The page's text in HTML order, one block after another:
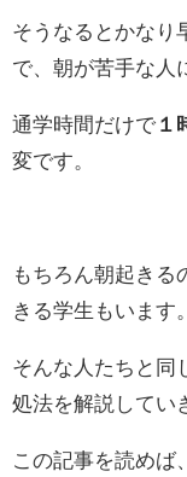
そうなるとかなり
で、朝が苦手な人
通学時間だけで １
変です。
もちろん朝起きる
きる学生もいます。
そんな人たちと同
処法を解説してい
この記事を読めば、